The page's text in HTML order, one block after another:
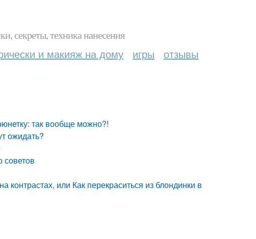
секреты, техника нанесения
и макияж на дому игры отзывы
так вообще можно?!
ожидать?
советов
контрастах, или Как перекраситься из блондинки в